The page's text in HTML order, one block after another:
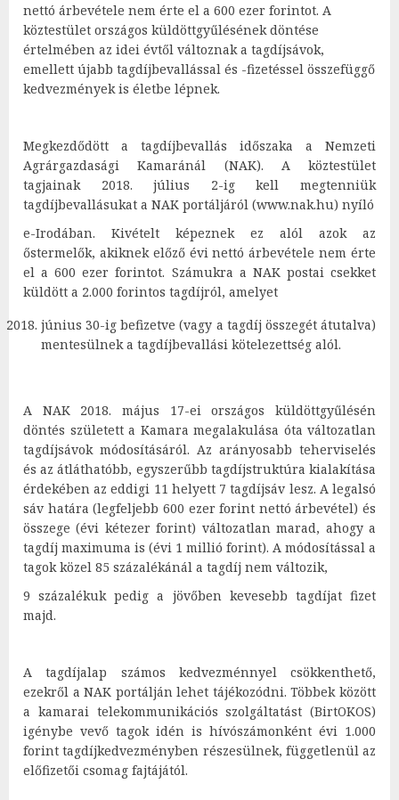
nettó árbevétele nem érte el a 600 ezer forintot. A
köztestület országos küldöttgyűlésének döntése
értelmében az idei évtől változnak a tagdíjsávok,
emellett újabb tagdíjbevallással és -fizetéssel összefüggő
kedvezmények is életbe lépnek.
Megkezdődött a tagdíjbevallás időszaka a Nemzeti
Agrárgazdasági Kamaránál (NAK). A köztestület
tagjainak 2018. július 2-ig kell megtenniük
tagdíjbevallásukat a NAK portáljáról (www.nak.hu) nyíló
e-Irodában. Kivételt képeznek ez alól azok az
őstermelők, akiknek előző évi nettó árbevétele nem érte
el a 600 ezer forintot. Számukra a NAK postai csekket
küldött a 2.000 forintos tagdíjról, amelyet
június 30-ig befizetve (vagy a tagdíj összegét átutalva)
mentesülnek a tagdíjbevallási kötelezettség alól.
A NAK 2018. május 17-ei országos küldöttgyűlésén
döntés született a Kamara megalakulása óta változatlan
tagdíjsávok módosításáról. Az arányosabb teherviselés
és az átláthatóbb, egyszerűbb tagdíjstruktúra kialakítása
érdekében az eddigi 11 helyett 7 tagdíjsáv lesz. A legalsó
sáv határa (legfeljebb 600 ezer forint nettó árbevétel) és
összege (évi kétezer forint) változatlan marad, ahogy a
tagdíj maximuma is (évi 1 millió forint). A módosítással a
tagok közel 85 százalékánál a tagdíj nem változik,
9 százalékuk pedig a jövőben kevesebb tagdíjat fizet
majd.
A tagdíjalap számos kedvezménnyel csökkenthető,
ezekről a NAK portálján lehet tájékozódni. Többek között
a kamarai telekommunikációs szolgáltatást (BirtOKOS)
igénybe vevő tagok idén is hívószámonként évi 1.000
forint tagdíjkedvezményben részesülnek, függetlenül az
előfizetői csomag fajtájától.